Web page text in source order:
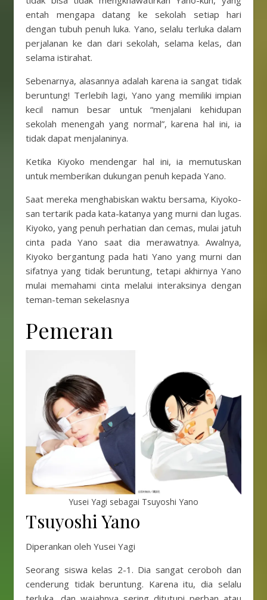
entah mengapa datang ke sekolah setiap hari
dengan tubuh penuh luka. Yano, selalu terluka dalam
perjalanan ke dan dari sekolah, selama kelas, dan
selama istirahat.
Sebenarnya, alasannya adalah karena ia sangat tidak
beruntung! Terlebih lagi, Yano yang memiliki impian
kecil namun besar untuk “menjalani kehidupan
sekolah menengah yang normal”, karena hal ini, ia
tidak dapat menjalaninya.
Ketika Kiyoko mendengar hal ini, ia memutuskan
untuk memberikan dukungan penuh kepada Yano.
Saat mereka menghabiskan waktu bersama, Kiyoko-
san tertarik pada kata-katanya yang murni dan lugas.
Kiyoko, yang penuh perhatian dan cemas, mulai jatuh
cinta pada Yano saat dia merawatnya. Awalnya,
Kiyoko bergantung pada hati Yano yang murni dan
sifatnya yang tidak beruntung, tetapi akhirnya Yano
mulai memahami cinta melalui interaksinya dengan
teman-teman sekelasnya
Pemeran
Yusei Yagi sebagai Tsuyoshi Yano
Tsuyoshi Yano
Diperankan oleh Yusei Yagi
Seorang siswa kelas 2-1. Dia sangat ceroboh dan
cenderung tidak beruntung. Karena itu, dia selalu